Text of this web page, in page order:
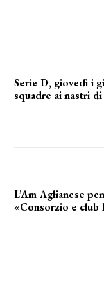
Serie D, giovedì i
squadre ai nastri
L’Am Aglianese
«Consorzio e club